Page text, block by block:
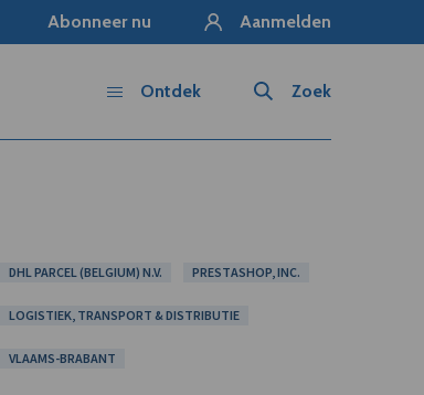
Abonneer nu Aanmelden
Zoek
Ontdek
DHL PARCEL (BELGIUM) N.V. PRESTASHOP, INC.
LOGISTIEK, TRANSPORT & DISTRIBUTIE
VLAAMS-BRABANT